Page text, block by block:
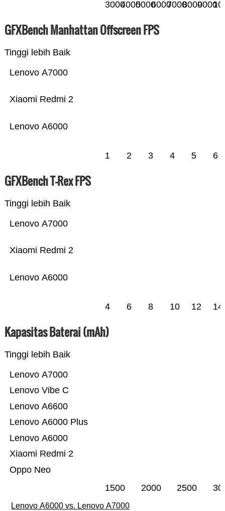
3000400050006000700080009000
GFXBench Manhattan Offscreen FPS
Tinggi lebih Baik
Lenovo A6000
Xiaomi Redmi 2
Lenovo A7000
1 2 3 4 5 6
GFXBench T-Rex FPS
Tinggi lebih Baik
Lenovo A6000
Xiaomi Redmi 2
Lenovo A7000
4 6 8 10 12 14
Kapasitas Baterai (mAh)
Tinggi lebih Baik
Oppo Neo
Xiaomi Redmi 2
Lenovo A6000
Lenovo A6000 Plus
Lenovo A6600
Lenovo Vibe C
Lenovo A7000
1500 2000 2500
Lenovo A6000 vs. Lenovo A7000